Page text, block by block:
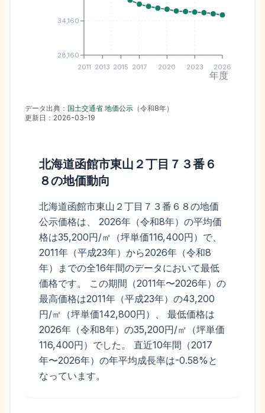
2011 2013 2015 2017 2020 2023 2026
年度
28,160
34,160
データ出典： 国土交通省 地価公示 （令和8年）
更新日： 2026-03-19
北海道函館市東山２丁目７３番６
８の地価動向
北海道函館市東山２丁目７３番６８の地価
公示価格は、 2026年（令和8年）の平均価
格は35,200円/㎡（坪単価116,400円）で、
2011年（平成23年）から2026年（令和8
年）までの全16年間のデータにおいて最低
価格です。 この期間（2011年〜2026年）の
最高価格は2011年（平成23年）の43,200
円/㎡（坪単価142,800円）、 最低価格は
2026年（令和8年）の35,200円/㎡（坪単価
116,400円）でした。 直近10年間（2017
年〜2026年）の年平均成長率は-0.58%と
なっています。